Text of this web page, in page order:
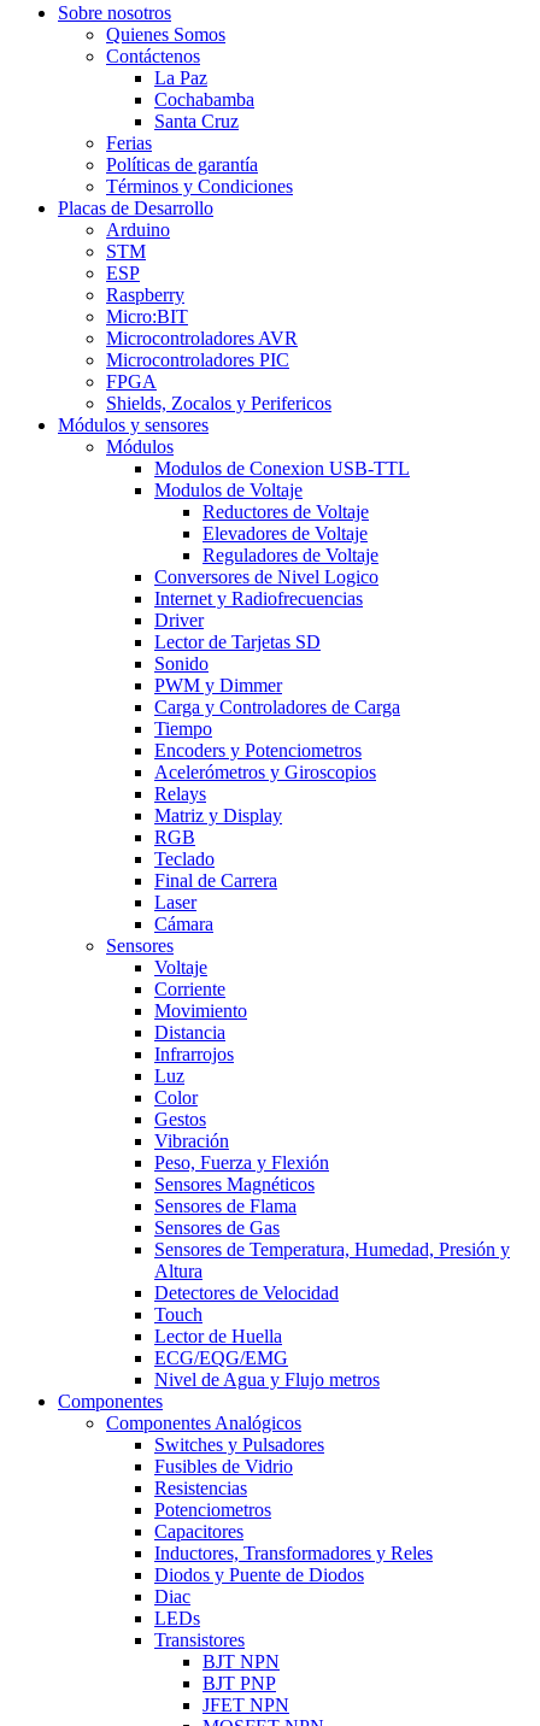
Sobre nosotros
Quienes Somos
Contáctenos
La Paz
Cochabamba
Santa Cruz
Ferias
Políticas de garantía
Términos y Condiciones
Placas de Desarrollo
Arduino
STM
ESP
Raspberry
Micro:BIT
Microcontroladores AVR
Microcontroladores PIC
FPGA
Shields, Zocalos y Perifericos
Módulos y sensores
Módulos
Modulos de Conexion USB-TTL
Modulos de Voltaje
Reductores de Voltaje
Elevadores de Voltaje
Reguladores de Voltaje
Conversores de Nivel Logico
Internet y Radiofrecuencias
Driver
Lector de Tarjetas SD
Sonido
PWM y Dimmer
Carga y Controladores de Carga
Tiempo
Encoders y Potenciometros
Acelerómetros y Giroscopios
Relays
Matriz y Display
RGB
Teclado
Final de Carrera
Laser
Cámara
Sensores
Voltaje
Corriente
Movimiento
Distancia
Infrarrojos
Luz
Color
Gestos
Vibración
Peso, Fuerza y Flexión
Sensores Magnéticos
Sensores de Flama
Sensores de Gas
Sensores de Temperatura, Humedad, Presión y
Altura
Detectores de Velocidad
Touch
Lector de Huella
ECG/EQG/EMG
Nivel de Agua y Flujo metros
Componentes
Componentes Analógicos
Switches y Pulsadores
Fusibles de Vidrio
Resistencias
Potenciometros
Capacitores
Inductores, Transformadores y Reles
Diodos y Puente de Diodos
Diac
LEDs
Transistores
BJT NPN
BJT PNP
JFET NPN